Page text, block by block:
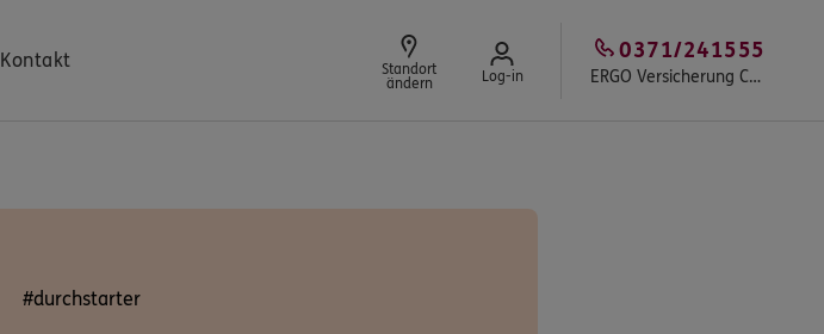
Kontakt
Standort
ändern
Log-in ERGO Versicherung Chemnitz
0371/241555
#durchstarter